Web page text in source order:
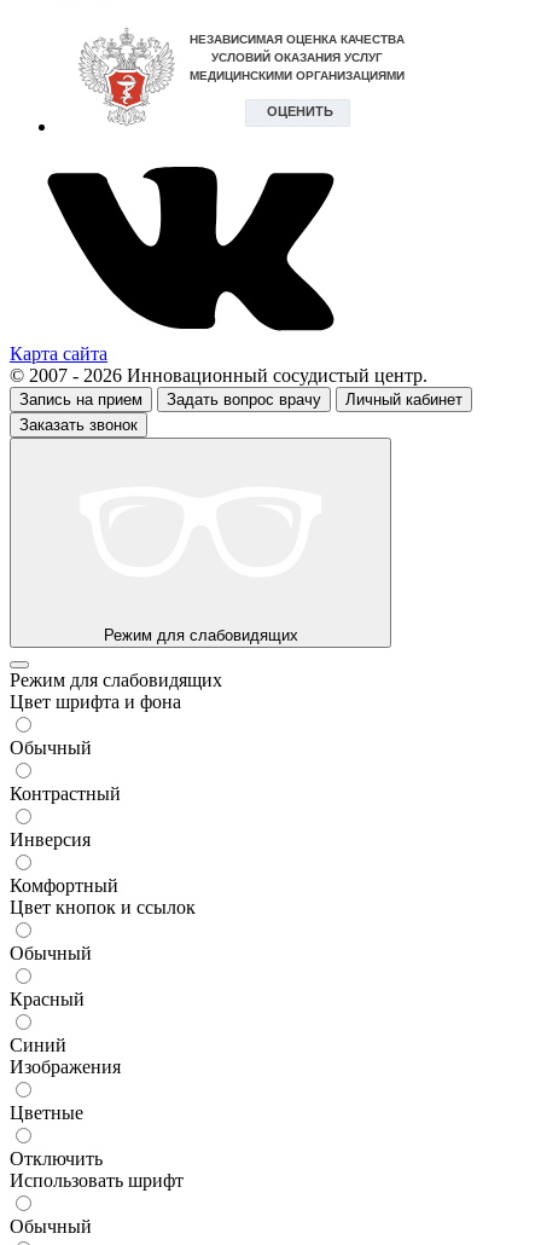
Карта сайта
© 2007 - 2026 Инновационный сосудистый центр.
Запись на прием Задать вопрос врачу
Личный кабинет
Заказать звонок
Режим для слабовидящих
Режим для слабовидящих
Цвет шрифта и фона
Обычный
Контрастный
Инверсия
Комфортный
Цвет кнопок и ссылок
Обычный
Красный
Синий
Изображения
Цветные
Отключить
Использовать шрифт
Обычный